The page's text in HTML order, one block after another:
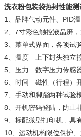
洗衣粉包装袋热封性能
1、品牌气动元件、PID
2、7寸彩色触控液晶屏
3、菜单式界面，各项试
4、温度：上下封头独立
5、压力：数字压力传感
6、时间：磁性（行程）
7、手动和脚踏两种试验
8、开机密码登陆，防止
9、标配微型打印机，具
10、运动机构限位保护